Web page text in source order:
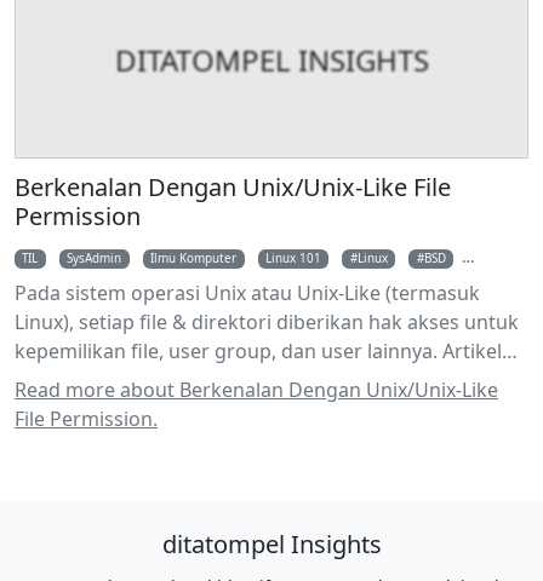
DITATOMPEL INSIGHTS
Berkenalan Dengan Unix/Unix-Like File
Permission
TIL SysAdmin Ilmu Komputer Linux 101 Linux BSD
Pada sistem operasi Unix atau Unix-Like (termasuk
Linux), setiap file & direktori diberikan hak akses untuk
kepemilikan file, user group, dan user lainnya. Artikel
mengenai hak akses pada sistem operasi Unix / Unix-
like (termasuk Linux).
Read more about Berkenalan Dengan Unix/Unix-Like
File Permission.
ditatompel Insights